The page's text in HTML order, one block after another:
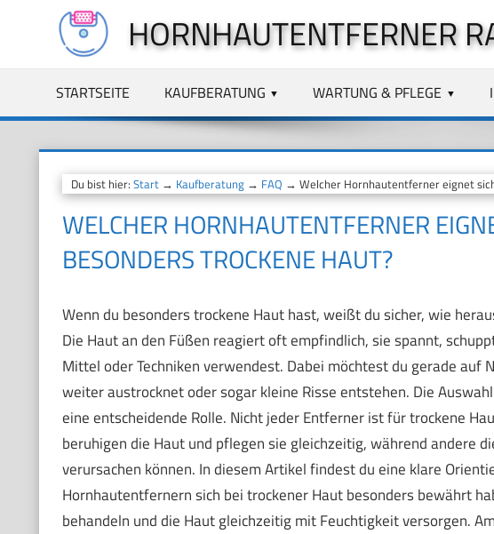
springen
HORNHAUTENTFERNER
STARTSEITE KAUFBERATUNG WARTUNG & PFLEGE
Du bist hier: Start→ Kaufberatung→ FAQ → Welcher Hornhautentferner eignet
WELCHER HORNHAUTENTFERNER
BESONDERS TROCKENE HAUT?
Wenn du besonders trockene Haut hast, weißt du sicher, wie
Die Haut an den Füßen reagiert oft empfindlich, sie spannt,
Mittel oder Techniken verwendest. Dabei möchtest du gerade auf
weiter austrocknet oder sogar kleine Risse entstehen. Die
eine entscheidende Rolle. Nicht jeder Entferner ist für trockene
beruhigen die Haut und pflegen sie gleichzeitig, während andere
verursachen können. In diesem Artikel findest du eine klare
Hornhautentfernern sich bei trockener Haut besonders bewährt
behandeln und die Haut gleichzeitig mit Feuchtigkeit versorgen.